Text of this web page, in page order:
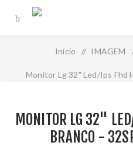
Início / IMAGEM
Monitor Lg 32" Led/Ips Fhd
MONITOR LG 32"
BRANCO -